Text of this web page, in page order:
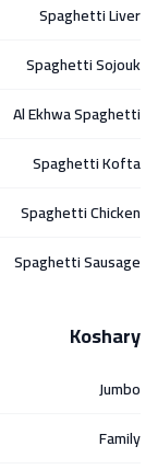
Spaghetti Liver
Spaghetti Sojouk
Al Ekhwa Spaghetti
Spaghetti Kofta
Spaghetti Chicken
Spaghetti Sausage
Koshary
Jumbo
Family